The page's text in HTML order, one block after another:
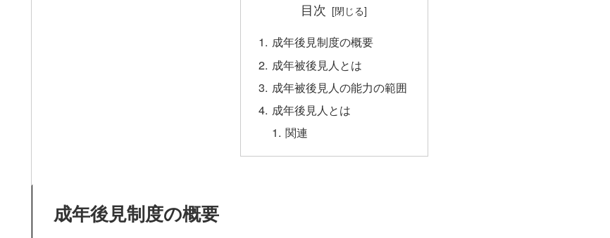
目次
成年後見制度の概要
成年被後見人とは
成年被後見人の能力の範囲
成年後見人とは
関連
成年後見制度の概要